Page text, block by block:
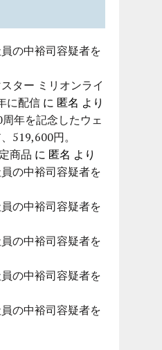
の中裕司容疑者を
ター ミリオンライ
に配信 に 匿名 より
年を記念したウェ
519,600円。
商品 に 匿名 より
の中裕司容疑者を
の中裕司容疑者を
の中裕司容疑者を
の中裕司容疑者を
の中裕司容疑者を